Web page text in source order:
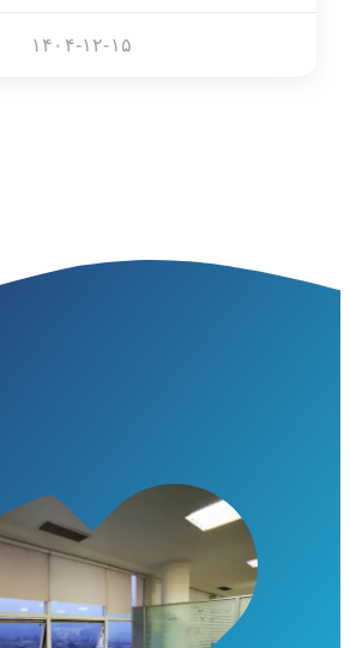
۱۴۰۴-۱۲-۱۵